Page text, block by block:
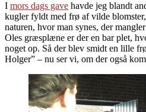
I mors dags gave havde jeg blandt
kugler fyldt med frø af vilde
naturen, hvor man synes, der
Oles græsplæne er der en bar plet,
noget op. Så der blev smidt en lille
Holger” – nu ser vi, om der også